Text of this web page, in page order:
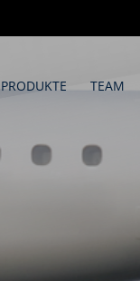
PRODUKTE TEAM